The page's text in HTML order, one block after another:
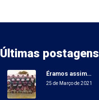
Últimas postagens
Éramos assim…
25 de Março de 2021